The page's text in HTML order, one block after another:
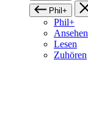
Phil+
Phil+
Ansehen
Lesen
Zuhören